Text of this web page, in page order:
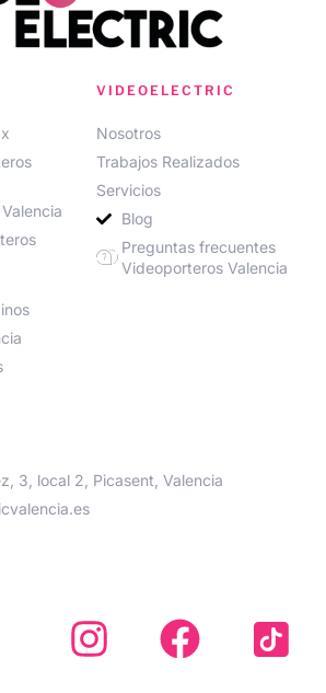
VIDEOELECTRIC
Nosotros
Trabajos Realizados
Servicios
Blog
Preguntas frecuentes
Videoporteros Valencia
3, local 2, Picasent, Valencia